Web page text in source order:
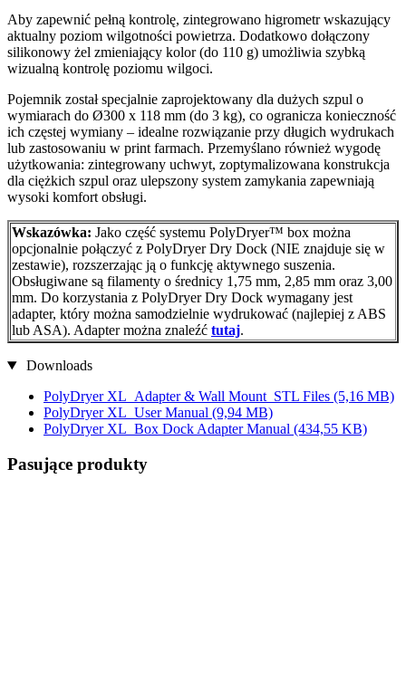
Aby zapewnić pełną kontrolę, zintegrowano higrometr wskazujący
aktualny poziom wilgotności powietrza. Dodatkowo dołączony
silikonowy żel zmieniający kolor (do 110 g) umożliwia szybką
wizualną kontrolę poziomu wilgoci.
Pojemnik został specjalnie zaprojektowany dla dużych szpul o
wymiarach do Ø300 x 118 mm (do 3 kg), co ogranicza konieczność
ich częstej wymiany – idealne rozwiązanie przy długich wydrukach
lub zastosowaniu w print farmach. Przemyślano również wygodę
użytkowania: zintegrowany uchwyt, zoptymalizowana konstrukcja
dla ciężkich szpul oraz ulepszony system zamykania zapewniają
wysoki komfort obsługi.
Wskazówka: Jako część systemu PolyDryer™ box można
opcjonalnie połączyć z PolyDryer Dry Dock (NIE znajduje się w
zestawie), rozszerzając ją o funkcję aktywnego suszenia.
Obsługiwane są filamenty o średnicy 1,75 mm, 2,85 mm oraz 3,00
mm. Do korzystania z PolyDryer Dry Dock wymagany jest
adapter, który można samodzielnie wydrukować (najlepiej z ABS
lub ASA). Adapter można znaleźć tutaj.
Downloads
PolyDryer XL_Adapter & Wall Mount_STL Files (5,16 MB)
PolyDryer XL_User Manual (9,94 MB)
PolyDryer XL_Box Dock Adapter Manual (434,55 KB)
Pasujące produkty